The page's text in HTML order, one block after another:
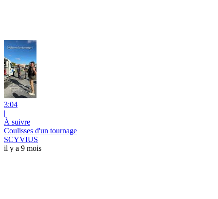
3:04
|
À suivre
Coulisses d'un tournage
SCYVIUS
il y a 9 mois